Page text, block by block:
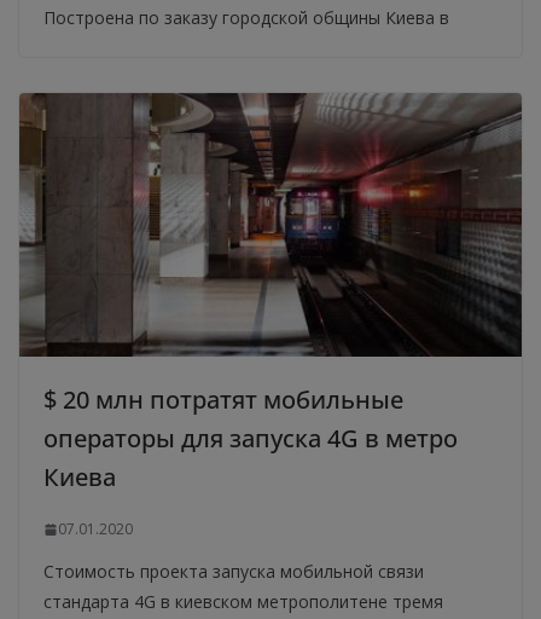
Построена по заказу городской общины Киева в
$ 20 млн потратят мобильные
операторы для запуска 4G в метро
Киева
07.01.2020
Стоимость проекта запуска мобильной связи
стандарта 4G в киевском метрополитене тремя